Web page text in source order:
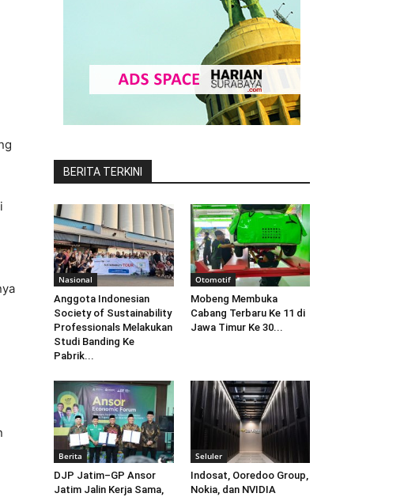
BERITA TERKINI
Nasional
Anggota Indonesian
Society of Sustainability
Professionals Melakukan
Studi Banding Ke
Pabrik...
Otomotif
Mobeng Membuka
Cabang Terbaru Ke 11 di
Jawa Timur Ke 30...
Berita
DJP Jatim–GP Ansor
Jatim Jalin Kerja Sama,
Seluler
Indosat, Ooredoo Group,
Nokia, dan NVIDIA